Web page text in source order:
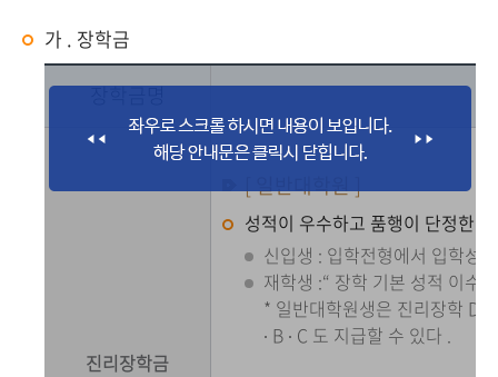
가 . 장학금
장학금명
진리장학금
[ 일반대학원 ]
성적이 우수하고 품행이 단정한 자
신입생 : 입학전형에서 입학성
재학생 :“ 장학 기본 성적 이수
* 일반대학원생은 진리장학 D
∙ B ∙ C 도 지급할 수 있다 .